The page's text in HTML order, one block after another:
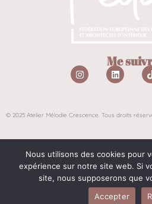
Me
© 2025 Atelier Mélodie Crescence. Tous droits
Mentions
Politique de
Conditions Générales
Nous utilisons des cookies pour
expérience sur notre site web. Si
site, nous supposerons que
Accepter